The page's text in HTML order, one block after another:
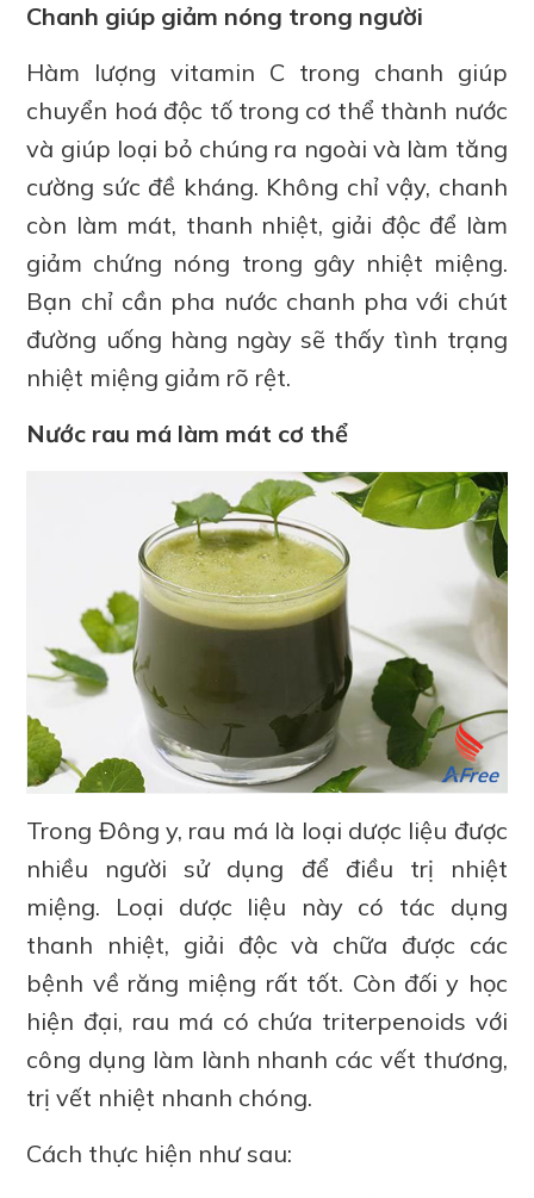
Chanh giúp giảm nóng trong người
Hàm lượng vitamin C trong chanh giúp
chuyển hoá độc tố trong cơ thể thành nước
và giúp loại bỏ chúng ra ngoài và làm tăng
cường sức đề kháng. Không chỉ vậy, chanh
còn làm mát, thanh nhiệt, giải độc để làm
giảm chứng nóng trong gây nhiệt miệng.
Bạn chỉ cần pha nước chanh pha với chút
đường uống hàng ngày sẽ thấy tình trạng
nhiệt miệng giảm rõ rệt.
Nước rau má làm mát cơ thể
Trong Đông y, rau má là loại dược liệu được
nhiều người sử dụng để điều trị nhiệt
miệng. Loại dược liệu này có tác dụng
thanh nhiệt, giải độc và chữa được các
bệnh về răng miệng rất tốt. Còn đối y học
hiện đại, rau má có chứa triterpenoids với
công dụng làm lành nhanh các vết thương,
trị vết nhiệt nhanh chóng.
Cách thực hiện như sau: